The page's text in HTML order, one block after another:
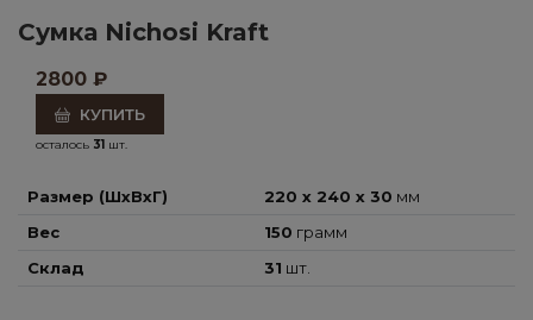
Сумка Nichosi Kraft
2800 ₽
КУПИТЬ
осталось 31 шт.
Размер (ШхВхГ) 220 x 240 x 30 мм
Вес
150 грамм
Склад
31 шт.